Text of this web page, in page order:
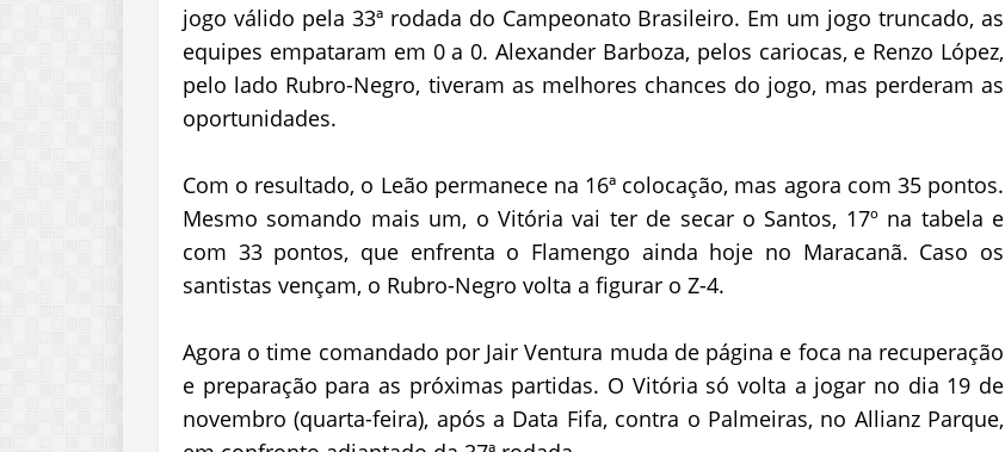
jogo válido pela 33ª rodada do Campeonato Brasileiro. Em um jogo truncado, as
equipes empataram em 0 a 0. Alexander Barboza, pelos cariocas, e Renzo López,
pelo lado Rubro-Negro, tiveram as melhores chances do jogo, mas perderam as
oportunidades.
Com o resultado, o Leão permanece na 16ª colocação, mas agora com 35 pontos.
Mesmo somando mais um, o Vitória vai ter de secar o Santos, 17º na tabela e
com 33 pontos, que enfrenta o Flamengo ainda hoje no Maracanã. Caso os
santistas vençam, o Rubro-Negro volta a figurar o Z-4.
Agora o time comandado por Jair Ventura muda de página e foca na recuperação
e preparação para as próximas partidas. O Vitória só volta a jogar no dia 19 de
novembro (quarta-feira), após a Data Fifa, contra o Palmeiras, no Allianz Parque,